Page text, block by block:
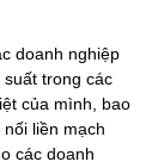
doanh nghiệp
trong các
của mình, bao
liền mạch
các doanh